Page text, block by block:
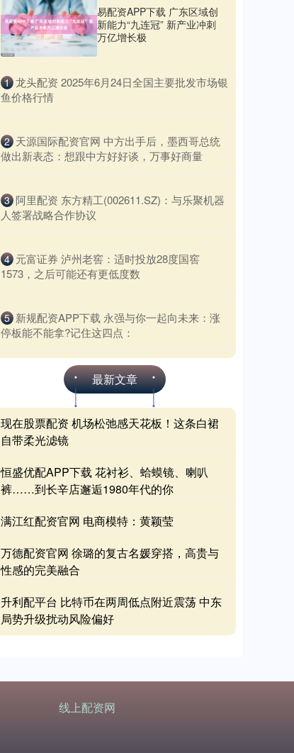
易配资APP下载 广东区域创
新能力“九连冠” 新产业冲刺
万亿增长极
1 ​龙头配资 2025年6月24日全国主要批发市场银
鱼价格行情
2 ​天源国际配资官网 中方出手后，墨西哥总统
做出新表态：想跟中方好好谈，万事好商量
3 ​阿里配资 东方精工(002611.SZ)：与乐聚机器
人签署战略合作协议
4 ​元富证券 泸州老窖：适时投放28度国窖
1573，之后可能还有更低度数
5 ​新规配资APP下载 永强与你一起向未来：涨
停板能不能拿?记住这四点：
最新文章
现在股票配资 机场松弛感天花板！这条白裙
自带柔光滤镜
恒盛优配APP下载 花衬衫、蛤蟆镜、喇叭
裤……到长辛店邂逅1980年代的你
满江红配资官网 电商模特：黄颖莹
万德配资官网 徐璐的复古名媛穿搭，高贵与
性感的完美融合
升利配平台 比特币在两周低点附近震荡 中东
局势升级扰动风险偏好
线上配资网